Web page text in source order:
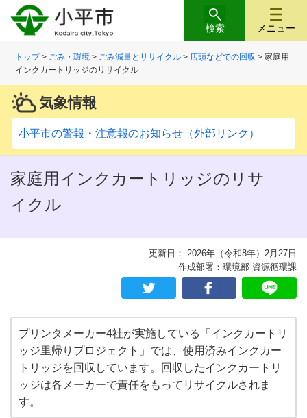
メニュー
検索
トップ> ごみ・環境 > ごみ減量とリサイクル > 店頭などでの回収 > 家庭用
インクカートリッジのリサイクル
気象情報
小平市の警報・注意報のお知らせ（外部リンク）
家庭用インクカートリッジのリサ
イクル
更新日： 2026年（令和8年）2月27日
作成部署：環境部 資源循環課
プリンタメーカー4社が実施している「インクカートリ
ッジ里帰りプロジェクト」では、使用済みインクカー
トリッジを回収しています。回収したインクカートリ
ッジは各メーカーで責任をもってリサイクルされま
す。